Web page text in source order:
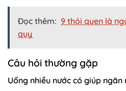
Đọc thêm: 9 thói quen là
quỵ
Câu hỏi thường gặp
Uống nhiều nước có giúp